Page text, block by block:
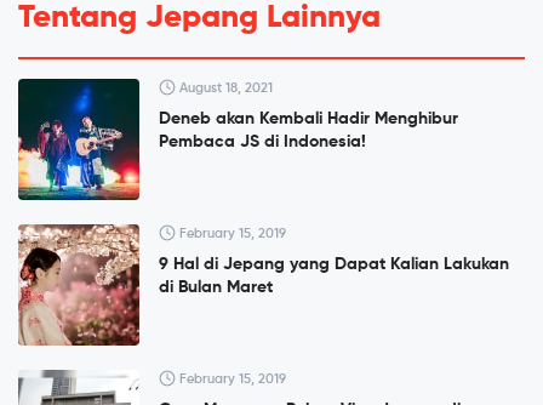
Tentang Jepang Lainnya
August 18, 2021
Deneb akan Kembali Hadir Menghibur
Pembaca JS di Indonesia!
February 15, 2019
9 Hal di Jepang yang Dapat Kalian Lakukan
di Bulan Maret
February 15, 2019